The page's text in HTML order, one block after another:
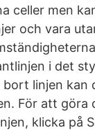
celler men
och vara
i det
linjen kan
För att göra
klicka på